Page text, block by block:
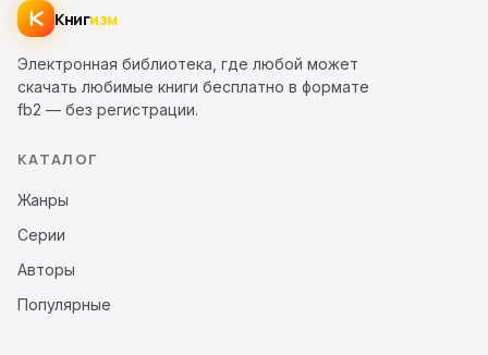
Книгизм
Электронная библиотека, где любой может
скачать любимые книги бесплатно в формате
fb2 — без регистрации.
КАТАЛОГ
Жанры
Серии
Авторы
Популярные